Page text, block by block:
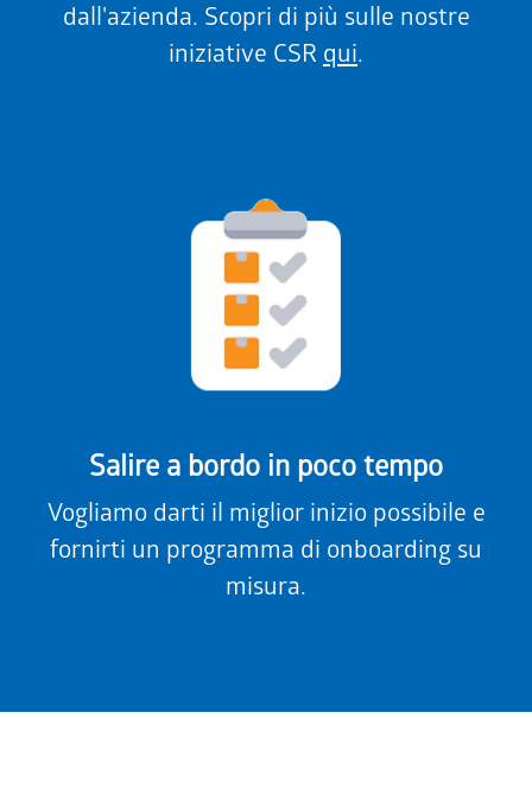
dall'azienda. Scopri di più sulle nostre
iniziative CSR qui.
Salire a bordo in poco tempo
Vogliamo darti il miglior inizio possibile e
fornirti un programma di onboarding su
misura.